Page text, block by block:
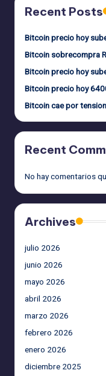
Recent Posts
Bitcoin precio hoy
Bitcoin sobrecompra
Bitcoin precio hoy
Bitcoin precio hoy
Bitcoin cae por
Recent
No hay comentarios
Archives
julio 2026
junio 2026
mayo 2026
abril 2026
marzo 2026
febrero 2026
enero 2026
diciembre 2025